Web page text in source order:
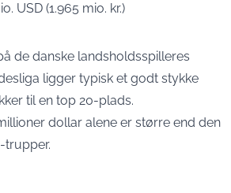
USD (1.965 mio. kr.)
de danske landsholdsspilleres
ligger typisk et godt stykke
til en top 20-plads.
dollar alene er større end den
trupper.